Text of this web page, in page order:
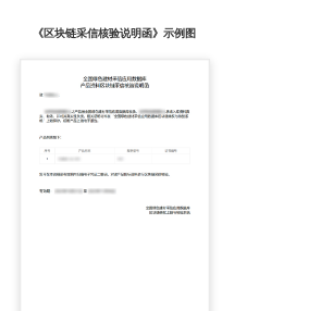
《区块链采信核验说明函》示例图